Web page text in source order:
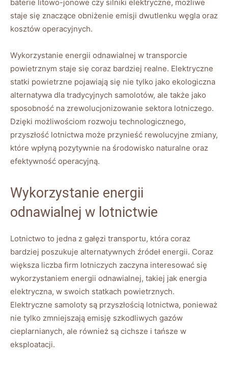
baterie litowo-jonowe czy ‌silniki elektryczne, możliwe⁤
staje się znaczące obniżenie emisji dwutlenku węgla oraz
⁤kosztów operacyjnych.
Wykorzystanie energii odnawialnej⁣ w transporcie
powietrznym staje się‍ coraz bardziej realne. Elektryczne
statki‌ powietrzne ⁣pojawiają ⁤się​ nie​ tylko ⁣jako ekologiczna
alternatywa dla tradycyjnych ​samolotów, ale także jako
sposobność na ⁤zrewolucjonizowanie sektora lotniczego.
Dzięki możliwościom rozwoju technologicznego,
przyszłość lotnictwa‌ może przynieść rewolucyjne zmiany,
⁢które⁢ wpłyną pozytywnie na‍ środowisko⁢ naturalne ⁢oraz
efektywność operacyjną.
Wykorzystanie energii
odnawialnej w lotnictwie
Lotnictwo to jedna z gałęzi⁤ transportu, która coraz
bardziej poszukuje⁣ alternatywnych źródeł energii. ⁣Coraz
większa ‍liczba firm lotniczych zaczyna interesować się
wykorzystaniem energii odnawialnej, takiej jak energia
‍elektryczna, w swoich statkach ‌powietrznych.
Elektryczne samoloty ⁣są przyszłością lotnictwa, ponieważ
nie tylko zmniejszają emisję szkodliwych gazów
cieplarnianych, ⁣ale ⁢również‍ są cichsze i tańsze w
eksploatacji.